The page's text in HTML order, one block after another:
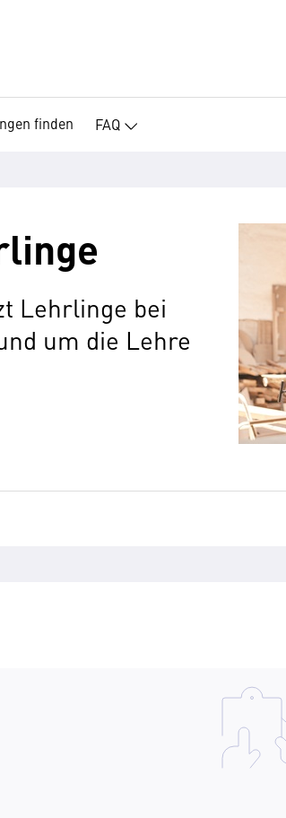
finden FAQ
Lehrlinge bei
um die Lehre